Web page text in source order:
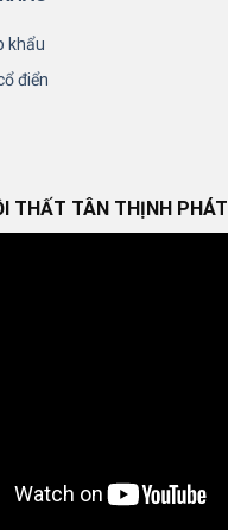
khẩu
điển
THẤT TÂN THỊNH PHÁT